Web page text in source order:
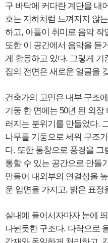
구 바닥에 커다란 계단을 내
호는 지하처럼 느껴지지 않
하고, 아들이 취미로 음악 작
또한 이 공간에서 음악을 듣
게 활용하고 있다. 그렇게 기
집의 전면은 새로운 얼굴을
건축가의 고민은 내부 구조
기둥 한 면에는 50년 된 외
러지는 분위기를 만들었다.
나무를 기둥으로 세워 구조
다. 또한 통창으로 풍경을
통할 수 있는 공간으로 만들
만들어 내외부의 연결성을
운 입면을 가지고, 밝은 표
실내에 들어서자마자 눈에
나뉜듯한 구조다. 다락으로